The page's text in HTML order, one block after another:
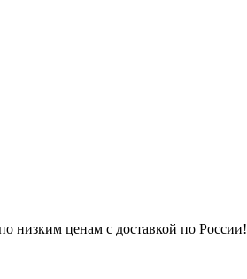
низким ценам с доставкой по России!